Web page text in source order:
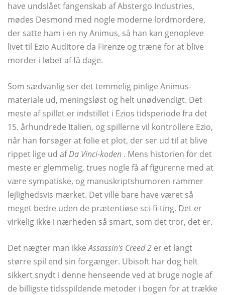
have undslået fangenskab af Abstergo Industries,
mødes Desmond med nogle moderne lordmordere,
der satte ham i en ny Animus, så han kan genopleve
livet til Ezio Auditore da Firenze og træne for at blive
morder i løbet af få dage.
Som sædvanlig ser det temmelig pinlige Animus-
materiale ud, meningsløst og helt unødvendigt. Det
meste af spillet er indstillet i Ezios tidsperiode fra det
15. århundrede Italien, og spillerne vil kontrollere Ezio,
når han forsøger at folie et plot, der ser ud til at blive
rippet lige ud afDa Vinci-koden . Mens historien for det
meste er glemmelig, trues nogle få af figurerne med at
være sympatiske, og manuskriptshumoren rammer
lejlighedsvis mærket. Det ville bare have været så
meget bedre uden de prætentiøse sci-fi-ting. Det er
virkelig ikke i nærheden så smart, som det tror, ​​det er.
Det nægter man ikkeAssassin's Creed 2 er et langt
større spil end sin forgænger. Ubisoft har dog helt
sikkert snydt i denne henseende ved at bruge nogle af
de billigste tidsspildende metoder i bogen for at trække